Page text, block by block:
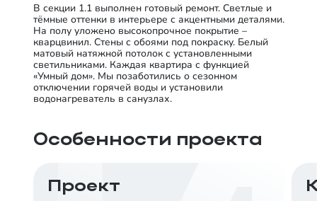
В секции 1.1 выполнен готовый ремонт. Светлые и
тёмные оттенки в интерьере с акцентными деталями.
На полу уложено высокопрочное покрытие –
кварцвинил. Стены с обоями под покраску. Белый
матовый натяжной потолок с установленными
светильниками. Каждая квартира с функцией
«Умный дом». Мы позаботились о сезонном
отключении горячей воды и установили
водонагреватель в санузлах.
Особенности проекта
Проект